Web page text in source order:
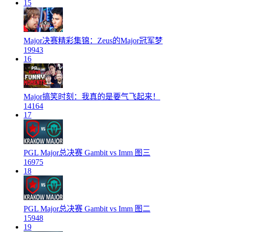
15
Major决赛精彩集锦：Zeus的Major冠军梦
19943
16
Major搞笑时刻：我真的是要气飞起来！
14164
17
PGL Major总决赛 Gambit vs Imm 图三
16975
18
PGL Major总决赛 Gambit vs Imm 图二
15948
19